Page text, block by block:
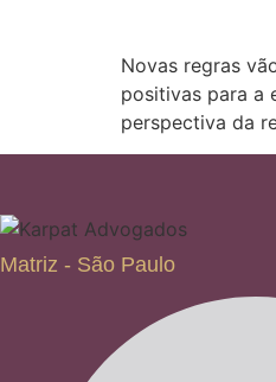
Novas regras
positivas para a
perspectiva da
Matriz - São Paulo